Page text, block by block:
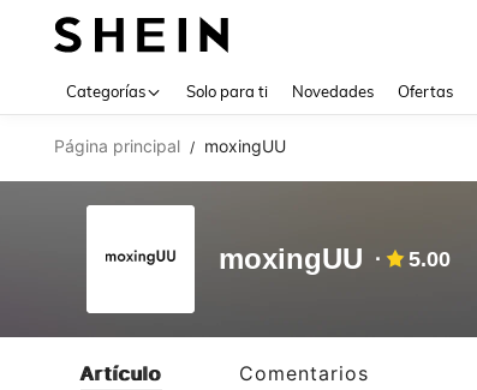
Categorías Solo para ti Novedades Ofertas
Página principal / moxingUU
moxingUU 5.00
Artículo Comentarios